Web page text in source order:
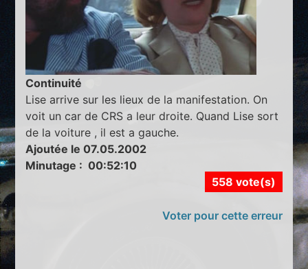
Continuité
Lise arrive sur les lieux de la manifestation. On
voit un car de CRS a leur droite. Quand Lise sort
de la voiture , il est a gauche.
Ajoutée le 07.05.2002
Minutage : 00:52:10
558 vote(s)
Voter pour cette erreur